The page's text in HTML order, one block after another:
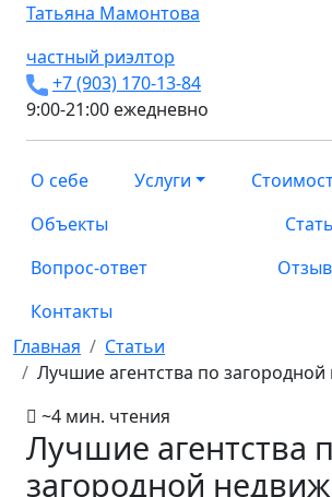
Татьяна Мамонтова
частный риэлтор
+7 (903) 170-13-84
9:00-21:00 ежедневно
О себе Услуги
Объекты
Вопрос-ответ
Контакты
Главная
Статьи
Лучшие агентства по
~4 мин. чтения
Лучшие агентства
загородной